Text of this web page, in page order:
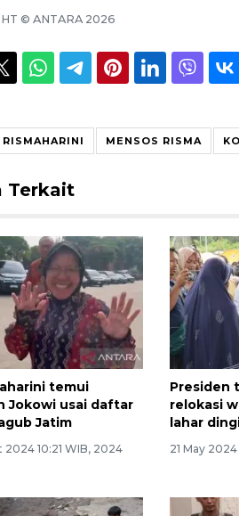
© ANTARA 2026
MENSOS RISMA
Terkait
temui
Jokowi usai daftar
Jatim
10:21 WIB, 2024
Presiden
relokasi
lahar
21 May